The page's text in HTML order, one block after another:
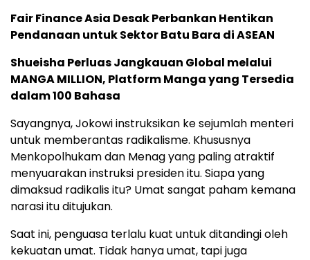
Fair Finance Asia Desak Perbankan Hentikan
Pendanaan untuk Sektor Batu Bara di ASEAN
Shueisha Perluas Jangkauan Global melalui
MANGA MILLION, Platform Manga yang Tersedia
dalam 100 Bahasa
Sayangnya, Jokowi instruksikan ke sejumlah menteri
untuk memberantas radikalisme. Khususnya
Menkopolhukam dan Menag yang paling atraktif
menyuarakan instruksi presiden itu. Siapa yang
dimaksud radikalis itu? Umat sangat paham kemana
narasi itu ditujukan.
Saat ini, penguasa terlalu kuat untuk ditandingi oleh
kekuatan umat. Tidak hanya umat, tapi juga